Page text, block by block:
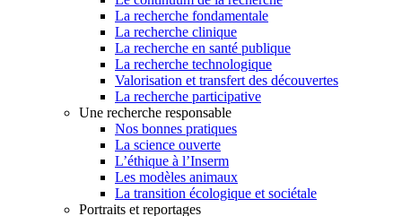
La recherche fondamentale
La recherche clinique
La recherche en santé publique
La recherche technologique
Valorisation et transfert des découvertes
La recherche participative
Une recherche responsable
Nos bonnes pratiques
La science ouverte
L’éthique à l’Inserm
Les modèles animaux
La transition écologique et sociétale
Portraits et reportages